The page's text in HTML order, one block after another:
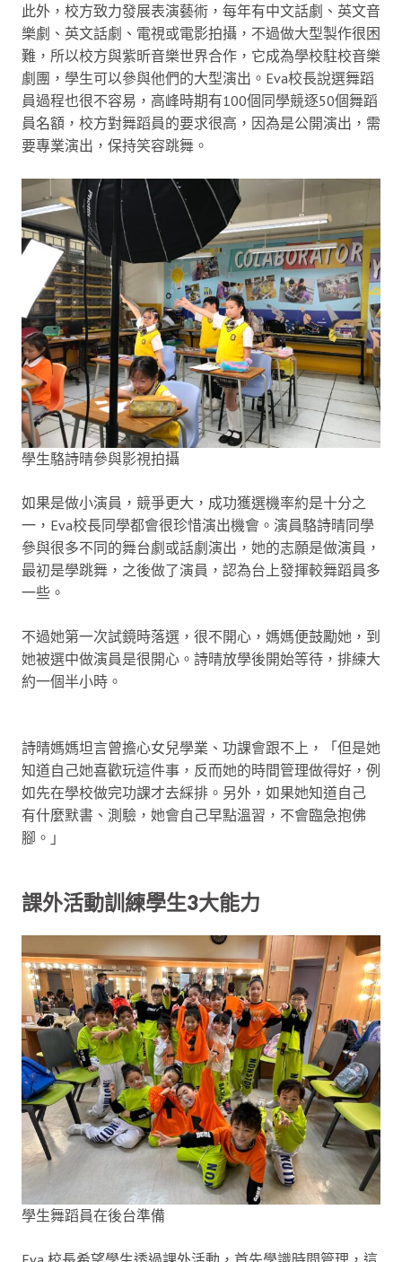
此外，校方致力發展表演藝術，每年有中文話劇、英文音
樂劇、英文話劇、電視或電影拍攝，不過做大型製作很困
難，所以校方與紫昕音樂世界合作，它成為學校駐校音樂
劇團，學生可以參與他們的大型演出。Eva校長說選舞蹈
員過程也很不容易，高峰時期有100個同學競逐50個舞蹈
員名額，校方對舞蹈員的要求很高，因為是公開演出，需
要專業演出，保持笑容跳舞。
學生駱詩晴參與影視拍攝
如果是做小演員，競爭更大，成功獲選機率約是十分之
一，Eva校長同學都會很珍惜演出機會。演員駱詩晴同學
參與很多不同的舞台劇或話劇演出，她的志願是做演員，
最初是學跳舞，之後做了演員，認為台上發揮較舞蹈員多
一些。
不過她第一次試鏡時落選，很不開心，媽媽便鼓勵她，到
她被選中做演員是很開心。詩晴放學後開始等待，排練大
約一個半小時。
詩晴媽媽坦言曾擔心女兒學業、功課會跟不上，「但是她
知道自己她喜歡玩這件事，反而她的時間管理做得好，例
如先在學校做完功課才去綵排。另外，如果她知道自己
有什麼默書、測驗，她會自己早點溫習，不會臨急抱佛
腳。」
課外活動訓練學生3大能力
學生舞蹈員在後台準備